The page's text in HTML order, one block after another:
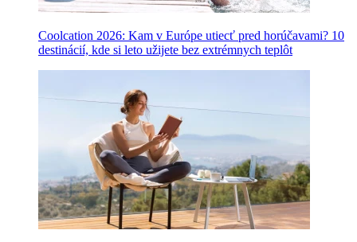
Coolcation 2026: Kam v Európe utiecť pred horúčavami? 10
destinácií, kde si leto užijete bez extrémnych teplôt